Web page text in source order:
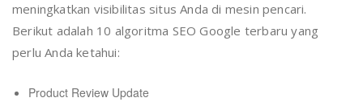
meningkatkan visibilitas situs Anda di mesin pencari.
Berikut adalah 10 algoritma SEO Google terbaru yang
perlu Anda ketahui:
Product Review Update